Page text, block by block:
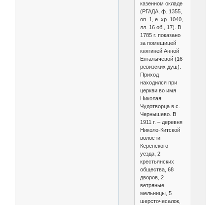
казенном окладе
(РГАДА, ф. 1355,
оп. 1, е. хр. 1040,
лл. 16 об., 17). В
1785 г. показано
за помещицей
княгиней Анной
Енгалычевой (16
ревизских душ).
Приход
находился при
церкви во имя
Николая
Чудотворца в с.
Чернышево. В
1911 г. – деревня
Николо-Китской
волости
Керенского
уезда, 2
крестьянских
общества, 68
дворов, 2
ветряные
мельницы, 5
шерсточесалок,